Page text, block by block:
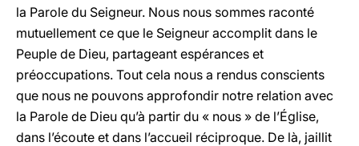
la Parole du Seigneur. Nous nous sommes raconté
mutuellement ce que le Seigneur accomplit dans le
Peuple de Dieu, partageant espérances et
préoccupations. Tout cela nous a rendus conscients
que nous ne pouvons approfondir notre relation avec
la Parole de Dieu qu’à partir du « nous » de l’Église,
dans l’écoute et dans l’accueil réciproque. De là, jaillit